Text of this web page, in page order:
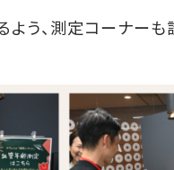
よう、測定コーナー